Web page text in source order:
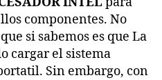
componentes. No
si sabemos es que La
cargar el sistema
Sin embargo, con